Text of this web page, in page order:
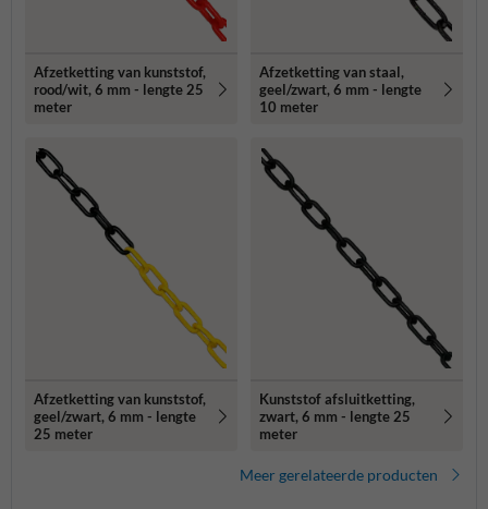
Afzetketting van kunststof,
rood/wit, 6 mm - lengte 25
meter
Afzetketting van staal,
geel/zwart, 6 mm - lengte
10 meter
Afzetketting van kunststof,
geel/zwart, 6 mm - lengte
25 meter
Kunststof afsluitketting,
zwart, 6 mm - lengte 25
meter
Meer gerelateerde producten